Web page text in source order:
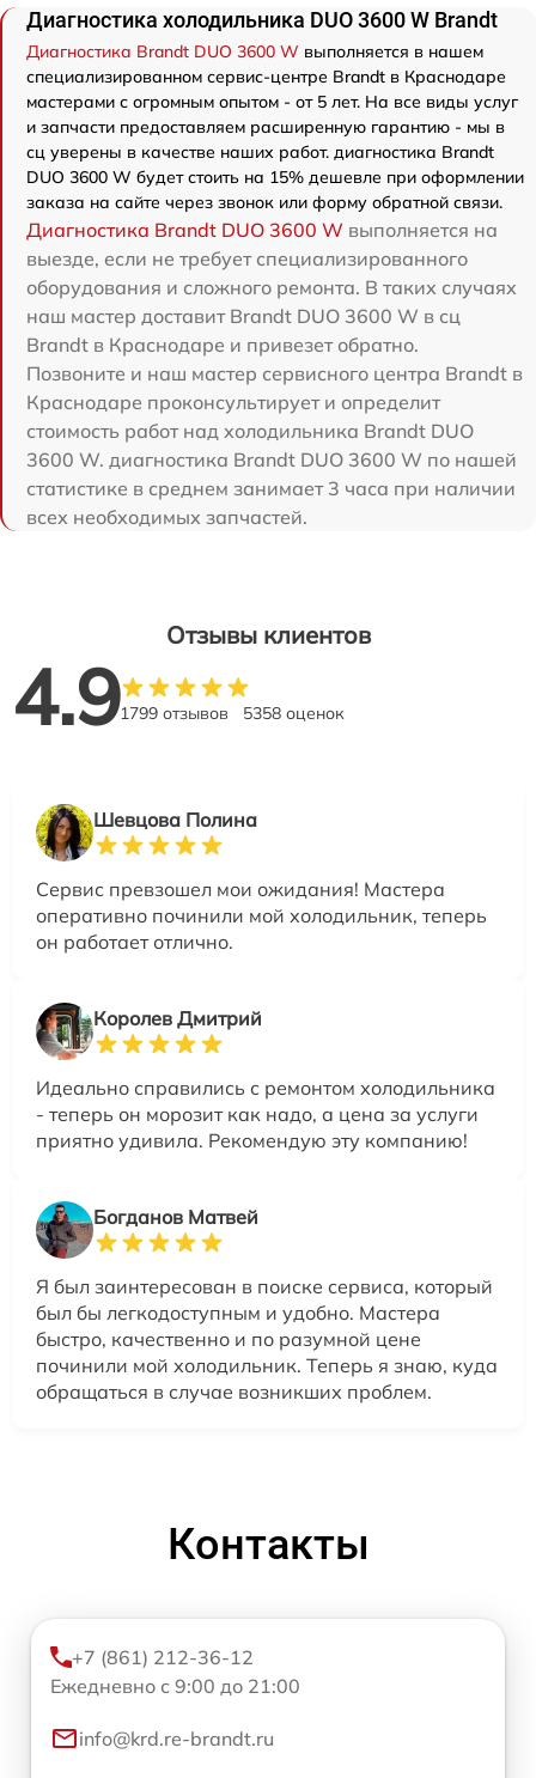
Диагностика холодильника DUO 3600 W Brandt
Диагностика Brandt DUO 3600 W выполняется в нашем
специализированном сервис-центре Brandt в Краснодаре
мастерами с огромным опытом - от 5 лет. На все виды услуг
и запчасти предоставляем расширенную гарантию - мы в
сц уверены в качестве наших работ. диагностика Brandt
DUO 3600 W будет стоить на 15% дешевле при оформлении
заказа на сайте через звонок или форму обратной связи.
Диагностика Brandt DUO 3600 W выполняется на
выезде, если не требует специализированного
оборудования и сложного ремонта. В таких случаях
наш мастер доставит Brandt DUO 3600 W в сц
Brandt в Краснодаре и привезет обратно.
Позвоните и наш мастер сервисного центра Brandt в
Краснодаре проконсультирует и определит
стоимость работ над холодильника Brandt DUO
3600 W. диагностика Brandt DUO 3600 W по нашей
статистике в среднем занимает 3 часа при наличии
всех необходимых запчастей.
Отзывы клиентов
4.91799 отзывов 5358 оценок
Шевцова Полина
Сервис превзошел мои ожидания! Мастера
оперативно починили мой холодильник, теперь
он работает отлично.
Королев Дмитрий
Идеально справились с ремонтом холодильника
- теперь он морозит как надо, а цена за услуги
приятно удивила. Рекомендую эту компанию!
Богданов Матвей
Я был заинтересован в поиске сервиса, который
был бы легкодоступным и удобно. Мастера
быстро, качественно и по разумной цене
починили мой холодильник. Теперь я знаю, куда
обращаться в случае возникших проблем.
Контакты
+7 (861) 212-36-12
Ежедневно с 9:00 до 21:00
info@krd.re-brandt.ru